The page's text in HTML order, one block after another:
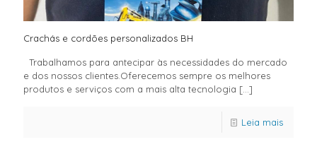
Crachás e cordões personalizados BH
Trabalhamos para antecipar às necessidades do mercado
e dos nossos clientes.Oferecemos sempre os melhores
produtos e serviços com a mais alta tecnologia […]
Leia mais